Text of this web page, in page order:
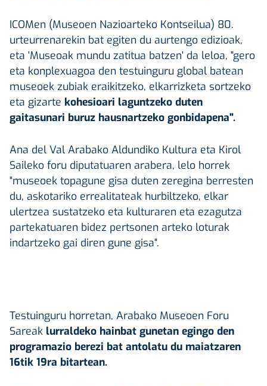
ICOMen (Museoen Nazioarteko Kontseilua) 80.
urteurrenarekin bat egiten du aurtengo edizioak,
eta 'Museoak mundu zatitua batzen' da leloa, "gero
eta konplexuagoa den testuinguru global batean
museoek zubiak eraikitzeko, elkarrizketa sortzeko
eta gizarte kohesioari laguntzeko duten
gaitasunari buruz hausnartzeko gonbidapena".
Ana del Val Arabako Aldundiko Kultura eta Kirol
Saileko foru diputatuaren arabera, lelo horrek
"museoek topagune gisa duten zeregina berresten
du, askotariko errealitateak hurbiltzeko, elkar
ulertzea sustatzeko eta kulturaren eta ezagutza
partekatuaren bidez pertsonen arteko loturak
indartzeko gai diren gune gisa".
Testuinguru horretan, Arabako Museoen Foru
Sareak lurraldeko hainbat gunetan egingo den
programazio berezi bat antolatu du maiatzaren
16tik 19ra bitartean.